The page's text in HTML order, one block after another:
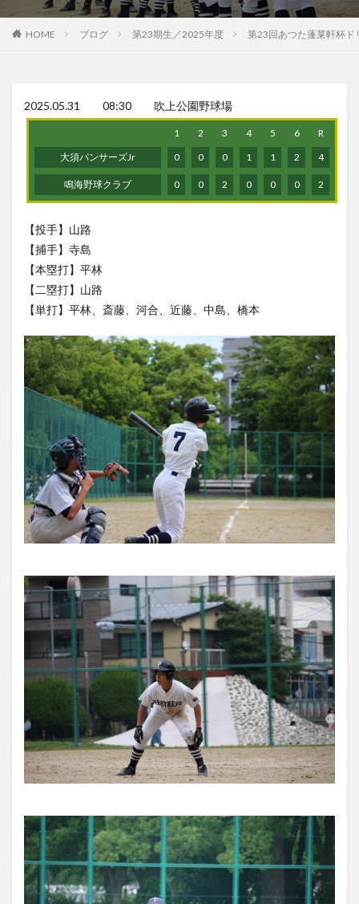
HOME ブログ 第23期生／2025年度 第23回あつた蓬莱軒杯
2025.05.31 08:30 吹上公園野球場
1 2 3 4 5 6
R
大須パンサーズJr
0 0 0 1 1 2 4
鳴海野球クラブ 0 0 2 0 0 0 2
【投手】山路
【捕手】寺島
【本塁打】平林
【二塁打】山路
【単打】平林、斎藤、河合、近藤、中島、橋本